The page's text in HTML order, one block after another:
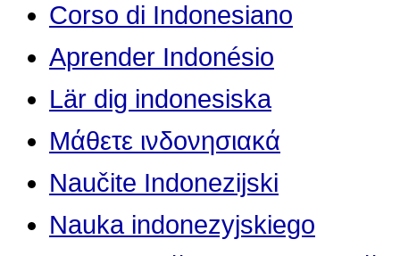
Corso di Indonesiano
Aprender Indonésio
Lär dig indonesiska
Μάθετε ινδονησιακά
Naučite Indonezijski
Nauka indonezyjskiego